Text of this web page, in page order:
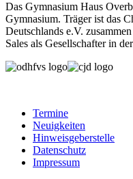
Das Gymnasium Haus
Gymnasium. Träger ist das
Deutschlands e.V.
Sales als Gesellschafter in
Termine
Neuigkeiten
Hinweisgeberstelle
Datenschutz
Impressum